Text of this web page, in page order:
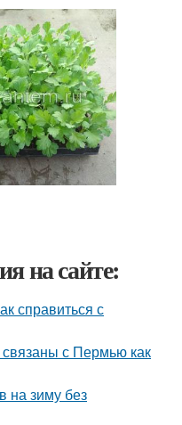
на сайте:
справиться с
связаны с Пермью как
на зиму без